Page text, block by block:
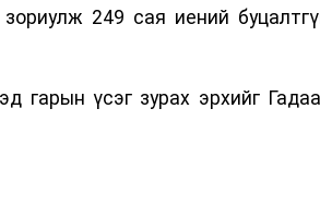
зориулж 249 сая иений
гарын үсэг зурах эрхийг